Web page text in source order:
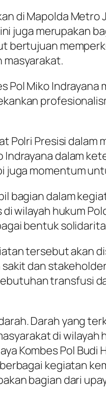
di Mapolda Metro
juga merupakan
bertujuan
Pol Miko
Polri Presisi
Indrayana dalam
juga momentum
bagian dalam
wilayah hukum
bentuk
tersebut akan
dan
transfusi
Darah yang
di wilayah
Kombes Pol
kegiatan
bagian dari